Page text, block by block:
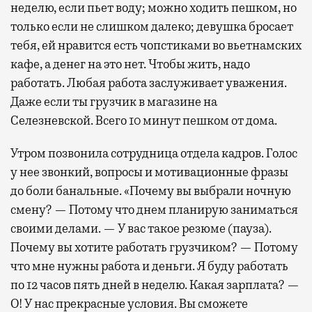
неделю, если пьет воду; можно ходить пешком, но
только если не слишком далеко; девушка бросает
тебя, ей нравится есть чопстиками во вьетнамских
кафе, а денег на это нет. Чтобы жить, надо
работать. Любая работа заслуживает уважения.
Даже если ты грузчик в магазине на
Селезневской. Всего 10 минут пешком от дома.
Утром позвонила сотрудница отдела кадров. Голос
у нее звонкий, вопросы и мотивационные фразы
до боли банальные. «Почему вы выбрали ночную
смену? — Потому что днем планирую заниматься
своими делами. — У вас такое резюме (пауза).
Почему вы хотите работать грузчиком? — Потому
что мне нужны работа и деньги. Я буду работать
по 12 часов пять дней в неделю. Какая зарплата? —
О! У нас прекрасные условия. Вы сможете